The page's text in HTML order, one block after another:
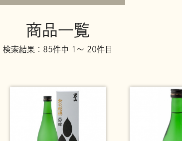
商品一覧
検索結果：85件中 1～ 20件目